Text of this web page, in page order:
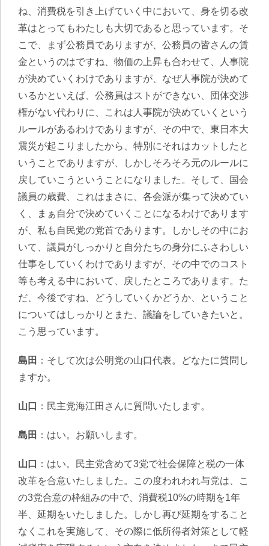
ね、消費税を引き上げていく中において、身を切る改
革はとってもわたしも大切であると思っています。そ
こで、まず公務員でありますが、公務員の皆さんの賃
金というのはですね、物価の上昇も合わせて、人事院
が決めていくわけでありますが、なぜ人事院が決めて
いるかといえば、公務員はストができない、団体交渉
権がない代わりに、これは人事院が決めていくという
ルールがあるわけでありますが、その中で、東日本大
震災が起こりましたから、特別にそれはカットしたと
いうことでありますが、しかしそろそろ元のルールに
戻していこうということになりました。そして、国会
議員の歳費、これはまさに、各会派が集って決めてい
く、まぁ自分で決めていくことになるわけであります
が、私も自民党の党首であります。しかしその中にお
いて、議員がしっかりと自分たちの身分にふさわしい
仕事をしていくわけでありますが、その中でのコスト
等も考える中において、戻したところであります。た
だ、今後ですね、どうしていくかどうか、ということ
についてはしっかりとまた、議論をしていきたいと。
こう思っています。
島田 ：そして次は公明党の山口代表。どなたに質問し
ますか。
山口 ：民主党海江田さんに質問いたします。
島田 ：はい。お願いします。
山口
：はい。民主党含めて3党で社会保障と税の一体
改革を合意いたしました。この度われわれ与党は、こ
の3党合意の枠組みの中で、消費税10%の時期を1年
半、延期をいたしました。しかし再び延期をすること
なくこれを実施して、その際に低所得者対策として軽